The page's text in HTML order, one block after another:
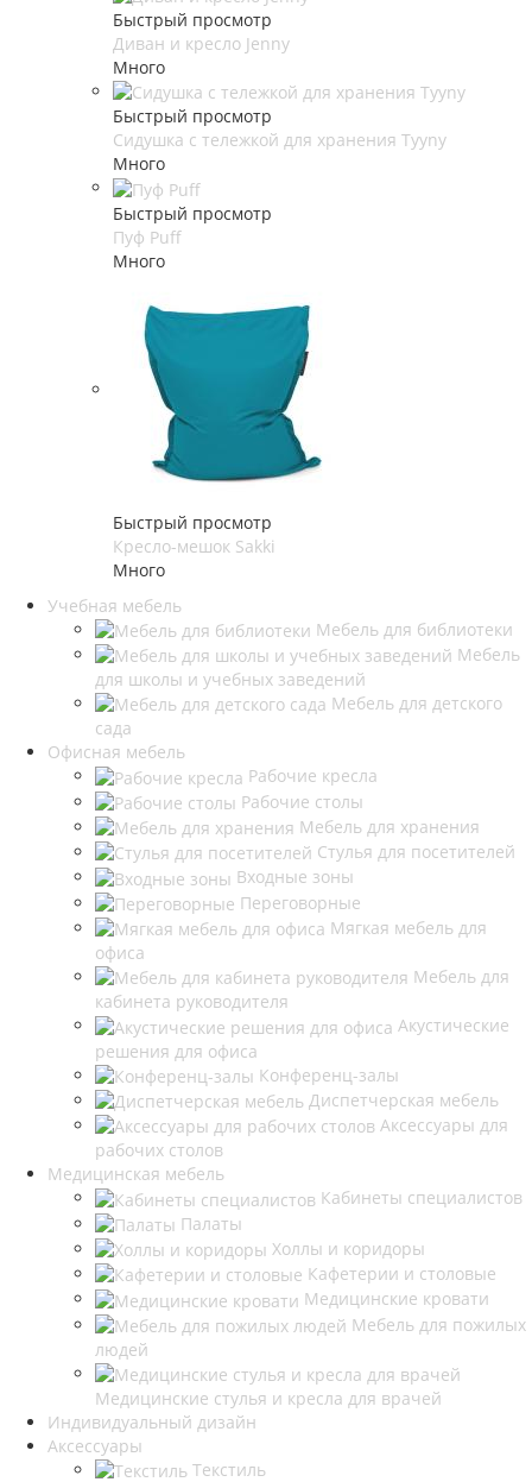
Быстрый просмотр
Диван и кресло Jenny
Много
Быстрый просмотр
Сидушка с тележкой для хранения Tyyny
Много
Быстрый просмотр
Пуф Puff
Много
Быстрый просмотр
Кресло-мешок Sakki
Много
Учебная мебель
Мебель для библиотеки
Мебель
для школы и учебных заведений
Мебель для детского
сада
Офисная мебель
Рабочие кресла
Рабочие столы
Мебель для хранения
Стулья для посетителей
Входные зоны
Переговорные
Мягкая мебель для
офиса
Мебель для
кабинета руководителя
Акустические
решения для офиса
Конференц-залы
Диспетчерская мебель
Аксессуары для
рабочих столов
Медицинская мебель
Кабинеты специалистов
Палаты
Холлы и коридоры
Кафетерии и столовые
Медицинские кровати
Мебель для пожилых
людей
Медицинские стулья и кресла для врачей
Индивидуальный дизайн
Аксессуары
Текстиль